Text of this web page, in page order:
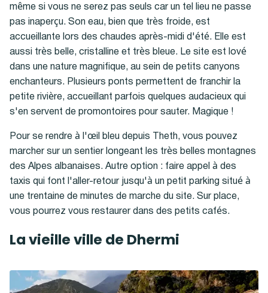
même si vous ne serez pas seuls car un tel lieu ne passe
pas inaperçu. Son eau, bien que très froide, est
accueillante lors des chaudes après-midi d'été. Elle est
aussi très belle, cristalline et très bleue. Le site est lové
dans une nature magnifique, au sein de petits canyons
enchanteurs. Plusieurs ponts permettent de franchir la
petite rivière, accueillant parfois quelques audacieux qui
s'en servent de promontoires pour sauter. Magique !
Pour se rendre à l'œil bleu depuis Theth, vous pouvez
marcher sur un sentier longeant les très belles montagnes
des Alpes albanaises. Autre option : faire appel à des
taxis qui font l'aller-retour jusqu'à un petit parking situé à
une trentaine de minutes de marche du site. Sur place,
vous pourrez vous restaurer dans des petits cafés.
La vieille ville de Dhermi